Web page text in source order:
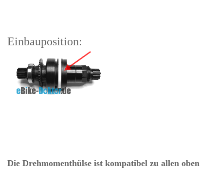
Einbauposition:
Die Drehmomenthülse ist kompatibel zu allen oben